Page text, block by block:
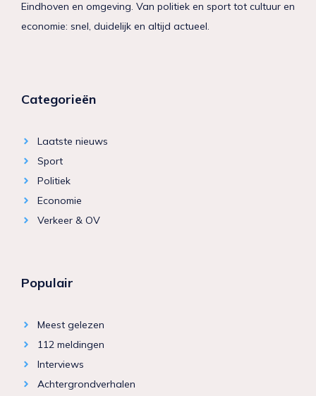
Eindhoven en omgeving. Van politiek en sport tot cultuur en
economie: snel, duidelijk en altijd actueel.
Categorieën
Laatste nieuws
Sport
Politiek
Economie
Verkeer & OV
Populair
Meest gelezen
112 meldingen
Interviews
Achtergrondverhalen